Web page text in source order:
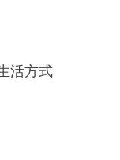
活方式